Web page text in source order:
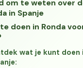
om te weten over
in Spanje
doen in Ronda
wat je kunt doen